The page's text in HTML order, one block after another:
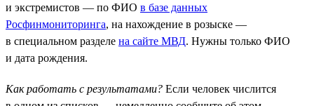
и экстремистов — по ФИО в базе данных
Росфинмониторинга, на нахождение в розыске —
в специальном разделе на сайте МВД. Нужны только ФИО
и дата рождения.
Как работать с результатами? Если человек числится